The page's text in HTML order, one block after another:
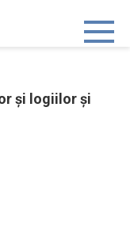
și logiilor și